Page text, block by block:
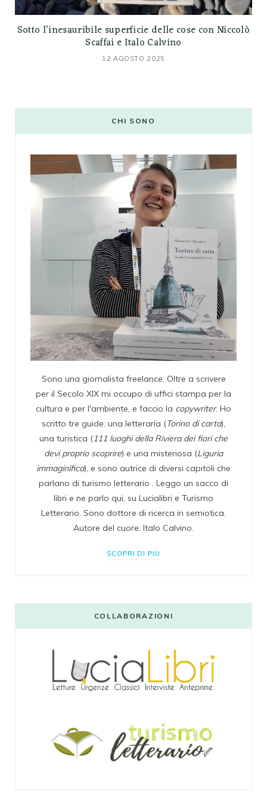
Sotto l’inesauribile superficie delle cose con Niccolò
Scaffai e Italo Calvino
12 AGOSTO 2025
CHI SONO
Sono una giornalista freelance. Oltre a scrivere
per il Secolo XIX mi occupo di uffici stampa per la
cultura e per l'ambiente, e faccio la copywriter. Ho
scritto tre guide: una letteraria (Torino di carta),
una turistica (111 luoghi della Riviera dei fiori che
devi proprio scoprire) e una misteriosa (Liguria
immaginifica), e sono autrice di diversi capitoli che
parlano di turismo letterario . Leggo un sacco di
libri e ne parlo qui, su Lucialibri e Turismo
Letterario. Sono dottore di ricerca in semiotica.
Autore del cuore: Italo Calvino.
SCOPRI DI PIÙ
COLLABORAZIONI